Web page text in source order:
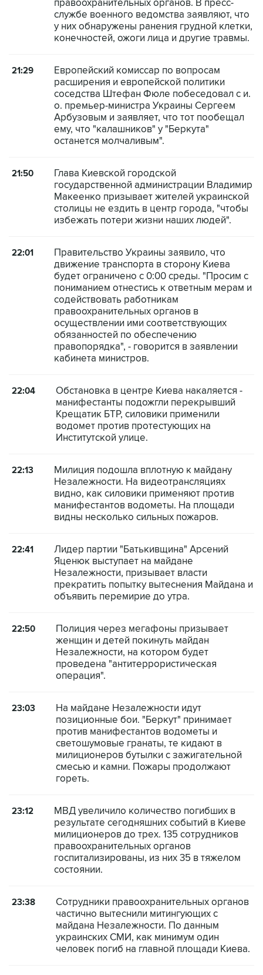
правоохранительных органов. В пресс-
службе военного ведомства заявляют, что
у них обнаружены ранения грудной клетки,
конечностей, ожоги лица и другие травмы.
21:29
Европейский комиссар по вопросам
расширения и европейской политики
соседства Штефан Фюле побеседовал с и.
о. премьер-министра Украины Сергеем
Арбузовым и заявляет, что тот пообещал
ему, что "калашников" у "Беркута"
останется молчаливым".
21:50
Глава Киевской городской
государственной администрации Владимир
Макеенко призывает жителей украинской
столицы не ездить в центр города, "чтобы
избежать потери жизни наших людей".
22:01
Правительство Украины заявило, что
движение транспорта в сторону Киева
будет ограничено с 0:00 среды. "Просим с
пониманием отнестись к ответным мерам и
содействовать работникам
правоохранительных органов в
осуществлении ими соответствующих
обязанностей по обеспечению
правопорядка", - говорится в заявлении
кабинета министров.
22:04
Обстановка в центре Киева накаляется -
манифестанты подожгли перекрывший
Крещатик БТР, силовики применили
водомет против протестующих на
Институтской улице.
22:13
Милиция подошла вплотную к майдану
Незалежности. На видеотрансляциях
видно, как силовики применяют против
манифестантов водометы. На площади
видны несколько сильных пожаров.
22:41
Лидер партии "Батькивщина" Арсений
Яценюк выступает на майдане
Незалежности, призывает власти
прекратить попытку вытеснения Майдана и
объявить перемирие до утра.
22:50
Полиция через мегафоны призывает
женщин и детей покинуть майдан
Незалежности, на котором будет
проведена "антитеррористическая
операция".
23:03
На майдане Незалежности идут
позиционные бои. "Беркут" принимает
против манифестантов водометы и
светошумовые гранаты, те кидают в
милиционеров бутылки с зажигательной
смесью и камни. Пожары продолжают
гореть.
23:12
МВД увеличило количество погибших в
результате сегодняшних событий в Киеве
милиционеров до трех. 135 сотрудников
правоохранительных органов
госпитализированы, из них 35 в тяжелом
состоянии.
23:38
Сотрудники правоохранительных органов
частично вытеснили митингующих с
майдана Незалежности. По данным
украинских СМИ, как минимум один
человек погиб на главной площади Киева.